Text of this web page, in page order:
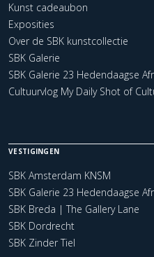
Kunst cadeaubon
Exposities
Over de SBK kunstcollectie
SBK Galerie
SBK Galerie 23 Hedendaagse
Cultuurvlog My Daily Shot of
VESTIGINGEN
SBK Amsterdam KNSM
SBK Galerie 23 Hedendaagse
SBK Breda | The Gallery Lane
SBK Dordrecht
SBK Zinder Tiel